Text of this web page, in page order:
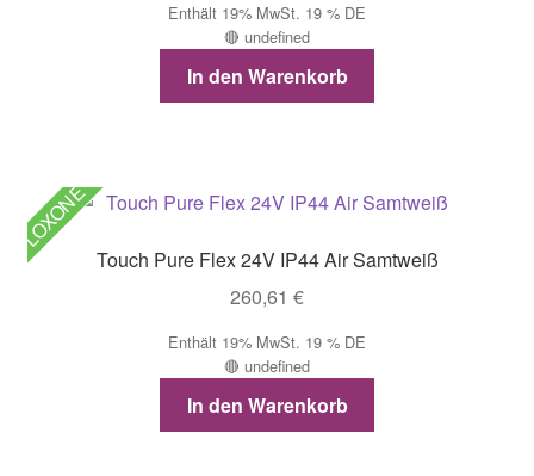
Enthält 19% MwSt. 19 % DE
🔴 undefined
In den Warenkorb
LOXONE
Touch Pure Flex 24V IP44 Air Samtweiß
260,61 €
Enthält 19% MwSt. 19 % DE
🔴 undefined
In den Warenkorb